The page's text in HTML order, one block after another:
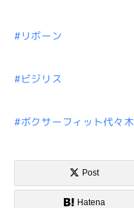
#リボーン
#ビジリス
#ボクサーフィット代々木
Post
Hatena